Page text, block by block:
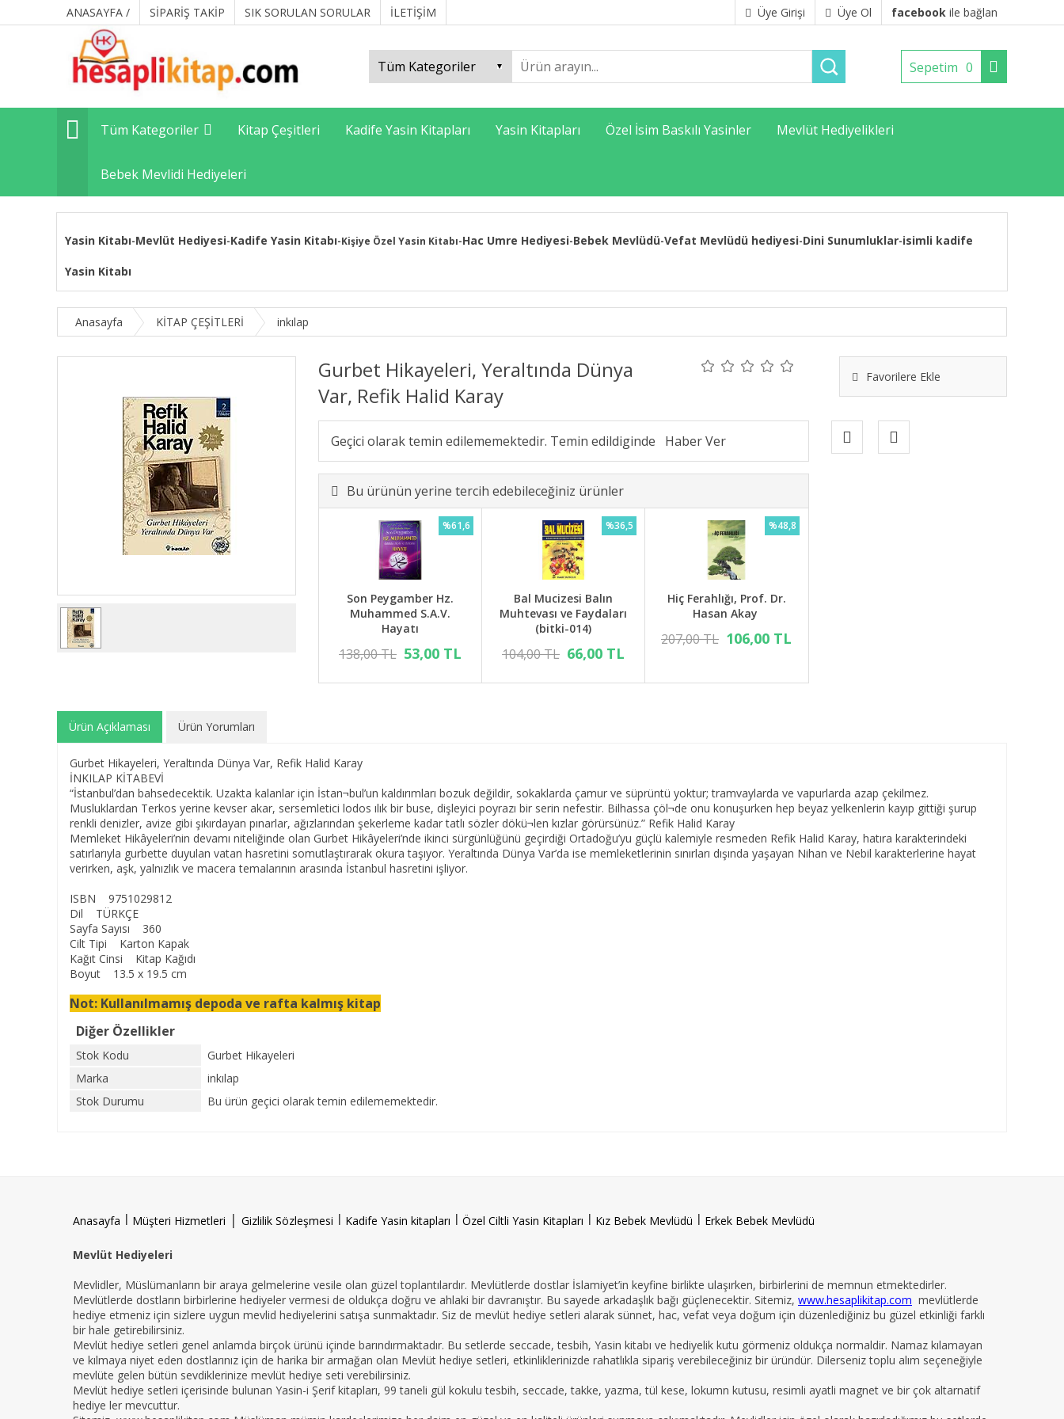
ANASAYFA / SİPARİŞ TAKİP SIK SORULAN SORULAR İLETİŞİM Üye Girişi Üye Ol facebook ile bağlan
Sepetim 0
Tüm Kategoriler Kitap Çeşitleri Kadife Yasin Kitapları Yasin Kitapları Özel İsim Baskılı Yasinler Mevlüt Hediyelikleri
Bebek Mevlidi Hediyeleri
Yasin Kitabı-Mevlüt Hediyesi-Kadife Yasin Kitabı-Kişiye Özel Yasin Kitabı-Hac Umre Hediyesi-Bebek Mevlüdü-Vefat Mevlüdü hediyesi-Dini Sunumluklar-isimli kadife
Yasin Kitabı
Anasayfa KİTAP ÇEŞİTLERİ inkılap
Gurbet Hikayeleri, Yeraltında Dünya
Var, Refik Halid Karay
Favorilere Ekle
Geçici olarak temin edilememektedir. Temin edildiginde
Bu ürünün yerine tercih edebileceğiniz ürünler
Son Peygamber Hz.
Muhammed S.A.V.
Hayatı
138,00 TL 53,00 TL
%61,6
Bal Mucizesi Balın
Muhtevası ve Faydaları
(bitki-014)
104,00 TL 66,00 TL
%36,5
Hiç Ferahlığı, Prof. Dr.
Hasan Akay
207,00 TL 106,00 TL
%48,8
Ürün Açıklaması Ürün Yorumları
Gurbet Hikayeleri, Yeraltında Dünya Var, Refik Halid Karay
İNKILAP KİTABEVİ
“İstanbul’dan bahsedecektik. Uzakta kalanlar için İstan¬bul’un kaldırımları bozuk değildir, sokaklarda çamur ve süprüntü yoktur; tramvaylarda ve vapurlarda azap çekilmez.
Musluklardan Terkos yerine kevser akar, sersemletici lodos ılık bir buse, dişleyici poyrazı bir serin nefestir. Bilhassa çöl¬de onu konuşurken hep beyaz yelkenlerin kayıp gittiği şurup
renkli denizler, avize gibi şıkırdayan pınarlar, ağızlarından şekerleme kadar tatlı sözler dökü¬len kızlar görürsünüz.” Refik Halid Karay
Memleket Hikâyeleri’nin devamı niteliğinde olan Gurbet Hikâyeleri’nde ikinci sürgünlüğünü geçirdiği Ortadoğu’yu güçlü kalemiyle resmeden Refik Halid Karay, hatıra karakterindeki
satırlarıyla gurbette duyulan vatan hasretini somutlaştırarak okura taşıyor. Yeraltında Dünya Var’da ise memleketlerinin sınırları dışında yaşayan Nihan ve Nebil karakterlerine hayat
verirken, aşk, yalnızlık ve macera temalarının arasında İstanbul hasretini işliyor.
ISBN 9751029812
Dil TÜRKÇE
Sayfa Sayısı 360
Cilt Tipi Karton Kapak
Kağıt Cinsi Kitap Kağıdı
Boyut 13.5 x 19.5 cm
Not: Kullanılmamış depoda ve rafta kalmış kitap
Diğer Özellikler
Stok Kodu
Gurbet Hikayeleri
Marka
inkılap
Stok Durumu
Bu ürün geçici olarak temin edilememektedir.
Anasayfa l Müşteri Hizmetleri | Gizlilik Sözleşmesi l Kadife Yasin kitapları l Özel Ciltli Yasin Kitapları l Kız Bebek Mevlüdü l Erkek Bebek Mevlüdü
Mevlüt Hediyeleri
Mevlidler, Müslümanların bir araya gelmelerine vesile olan güzel toplantılardır. Mevlütlerde dostlar İslamiyet’in keyfine birlikte ulaşırken, birbirlerini de memnun etmektedirler.
Mevlütlerde dostların birbirlerine hediyeler vermesi de oldukça doğru ve ahlaki bir davranıştır. Bu sayede arkadaşlık bağı güçlenecektir. Sitemiz, www.hesaplikitap.com mevlütlerde
hediye etmeniz için sizlere uygun mevlid hediyelerini satışa sunmaktadır. Siz de mevlüt hediye setleri alarak sünnet, hac, vefat veya doğum için düzenlediğiniz bu güzel etkinliği farklı
bir hale getirebilirsiniz.
Mevlüt hediye setleri genel anlamda birçok ürünü içinde barındırmaktadır. Bu setlerde seccade, tesbih, Yasin kitabı ve hediyelik kutu görmeniz oldukça normaldir. Namaz kılamayan
ve kılmaya niyet eden dostlarınız için de harika bir armağan olan Mevlüt hediye setleri, etkinliklerinizde rahatlıkla sipariş verebileceğiniz bir üründür. Dilerseniz toplu alım seçeneğiyle
mevlüte gelen bütün sevdiklerinize mevlüt hediye seti verebilirsiniz.
Mevlüt hediye setleri içerisinde bulunan Yasin-i Şerif kitapları, 99 taneli gül kokulu tesbih, seccade, takke, yazma, tül kese, lokumn kutusu, resimli ayatli magnet ve bir çok altarnatif
hediye ler mevcuttur.